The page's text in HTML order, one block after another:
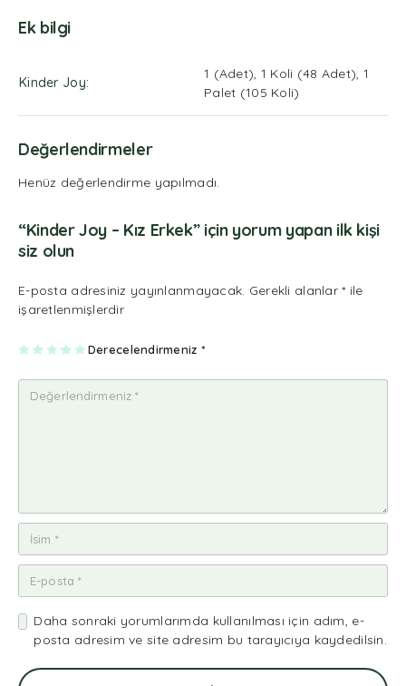
Ek bilgi
Kinder Joy
1 (Adet), 1 Koli (48 Adet), 1
Palet (105 Koli)
Değerlendirmeler
Henüz değerlendirme yapılmadı.
“Kinder Joy – Kız Erkek” için yorum yapan ilk kişi
siz olun
E-posta adresiniz yayınlanmayacak. Gerekli alanlar* ile
işaretlenmişlerdir
Derecelendirmeniz *
1
dı
2
dı
z
3
dı
z
4
dı
z
5
dı
z
Daha sonraki yorumlarımda kullanılması için adım, e-
posta adresim ve site adresim bu tarayıcıya kaydedilsin.